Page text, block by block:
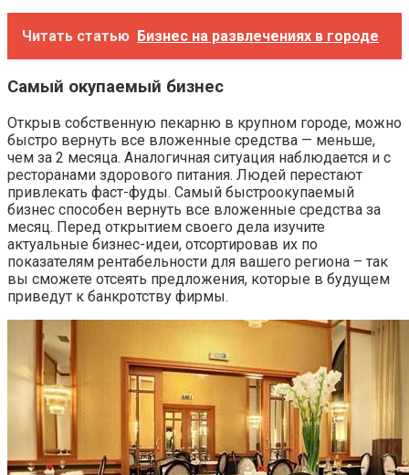
Читать статью Бизнес на развлечениях в городе
Самый окупаемый бизнес
Открыв собственную пекарню в крупном городе, можно
быстро вернуть все вложенные средства — меньше,
чем за 2 месяца. Аналогичная ситуация наблюдается и с
ресторанами здорового питания. Людей перестают
привлекать фаст-фуды. Самый быстроокупаемый
бизнес способен вернуть все вложенные средства за
месяц. Перед открытием своего дела изучите
актуальные бизнес-идеи, отсортировав их по
показателям рентабельности для вашего региона – так
вы сможете отсеять предложения, которые в будущем
приведут к банкротству фирмы.